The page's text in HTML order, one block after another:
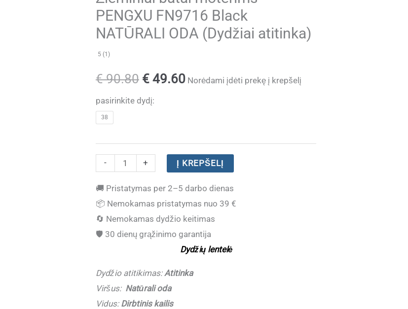
PENGXU FN9716 Black
NATŪRALI ODA (Dydžiai atitinka)
5 (1)
€90.80 Original
price
€ 90.80.
€49.60Current
€ 49.60.
Norėdami įdėti prekę į krepšelį
pasirinkite dydį:
38
-
produkto
Žieminiai
batai
moterims
PENGXU
Black
NATŪRALI
ODA
+ Į KREPŠELĮ
🚚 Pristatymas per 2–5 darbo dienas
📦 Nemokamas pristatymas nuo 39 €
🔄 Nemokamas dydžio keitimas
🛡️ 30 dienų grąžinimo garantija
Dydžių lentelė
Dydžio atitikimas: Atitinka
Viršus: Natūrali oda
Vidus: Dirbtinis kailis